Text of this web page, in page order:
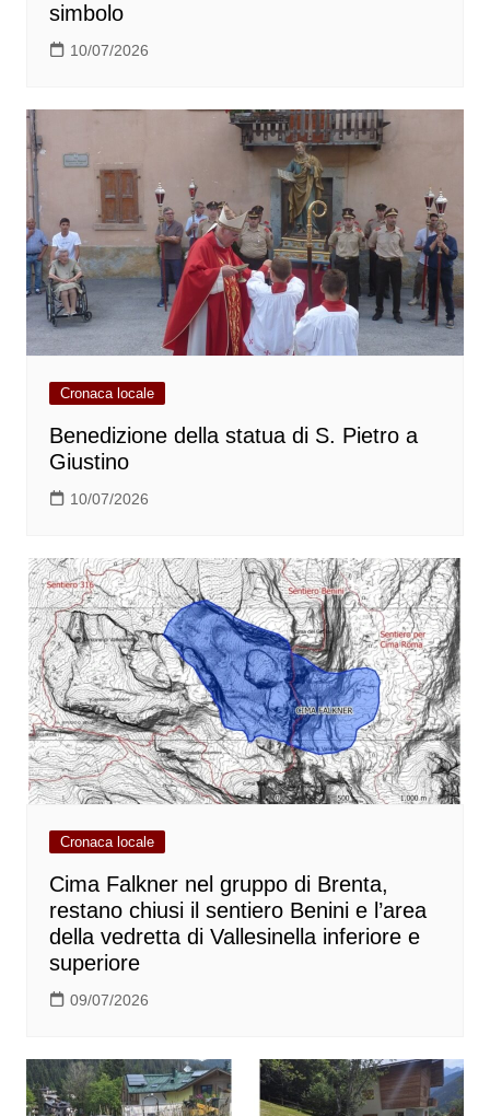
simbolo
10/07/2026
Cronaca locale
Benedizione della statua di S. Pietro a
Giustino
10/07/2026
Cronaca locale
Cima Falkner nel gruppo di Brenta,
restano chiusi il sentiero Benini e l’area
della vedretta di Vallesinella inferiore e
superiore
09/07/2026